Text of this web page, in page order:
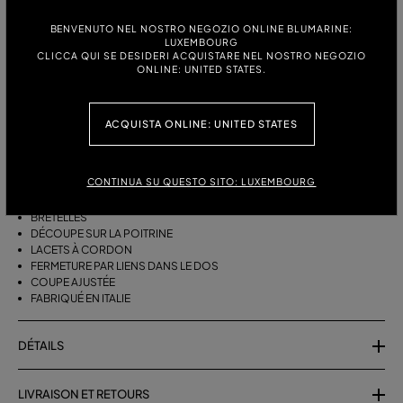
BENVENUTO NEL NOSTRO NEGOZIO ONLINE BLUMARINE:
LUXEMBOURG
CLICCA QUI SE DESIDERI ACQUISTARE NEL NOSTRO NEGOZIO
ONLINE: UNITED STATES.
ACQUISTA ONLINE: UNITED STATES
CONTINUA SU QUESTO SITO: LUXEMBOURG
M
DESCRIPTION
JERSEY STRETCH
BRETELLES
DÉCOUPE SUR LA POITRINE
LACETS À CORDON
FERMETURE PAR LIENS DANS LE DOS
COUPE AJUSTÉE
FABRIQUÉ EN ITALIE
DÉTAILS
LIVRAISON ET RETOURS